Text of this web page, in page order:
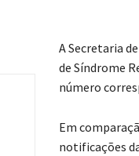
A Secretaria
de Síndrome
número
Em
notificações